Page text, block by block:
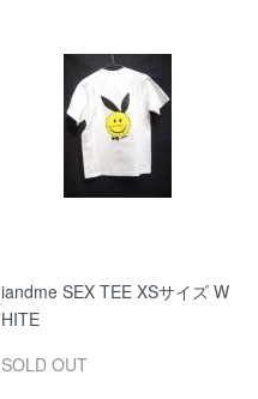
iandme SEX TEE XSサイズ W
HITE
SOLD OUT